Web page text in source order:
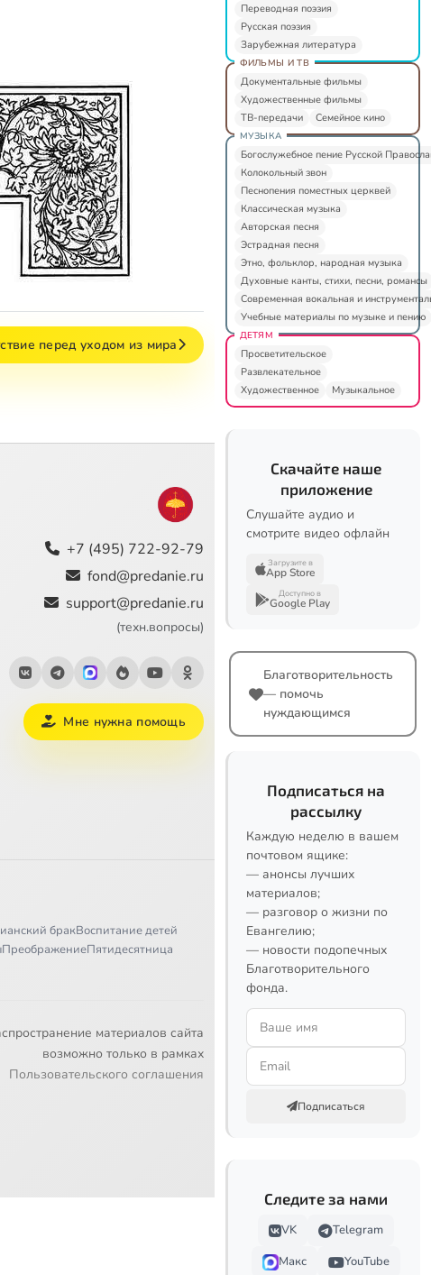
перед уходом из мира
+7 (495) 722-92-79
fond@predanie.ru
support@predanie.ru
(техн.вопросы)
Мне нужна помощь
бракВоспитание детей
ПреображениеПятидесятница
материалов сайта
возможно только в рамках
Пользовательского соглашения
Переводная поэзия
Русская поэзия
Зарубежная литература
ФИЛЬМЫ И ТВ
Документальные фильмы
Художественные фильмы
ТВ-передачи
Семейное кино
МУЗЫКА
Богослужебное пение Русской
Колокольный звон
Песнопения поместных церквей
Классическая музыка
Авторская песня
Эстрадная песня
Этно, фольклор, народная музыка
Духовные канты, стихи, песни, романсы
Современная вокальная и
Учебные материалы по музыке и пению
ДЕТЯМ
Просветительское
Развлекательное
Художественное
Музыкальное
Скачайте наше
приложение
Слушайте аудио и
смотрите видео офлайн
Загрузите в
App Store
Доступно в
Google Play
Благотворительность
— помочь
нуждающимся
Подписаться на
рассылку
Каждую неделю в вашем
почтовом ящике:
— анонсы лучших
материалов;
— разговор о жизни по
Евангелию;
— новости подопечных
Благотворительного
фонда.
Подписаться
Следите за нами
VK
Telegram
Макс
YouTube